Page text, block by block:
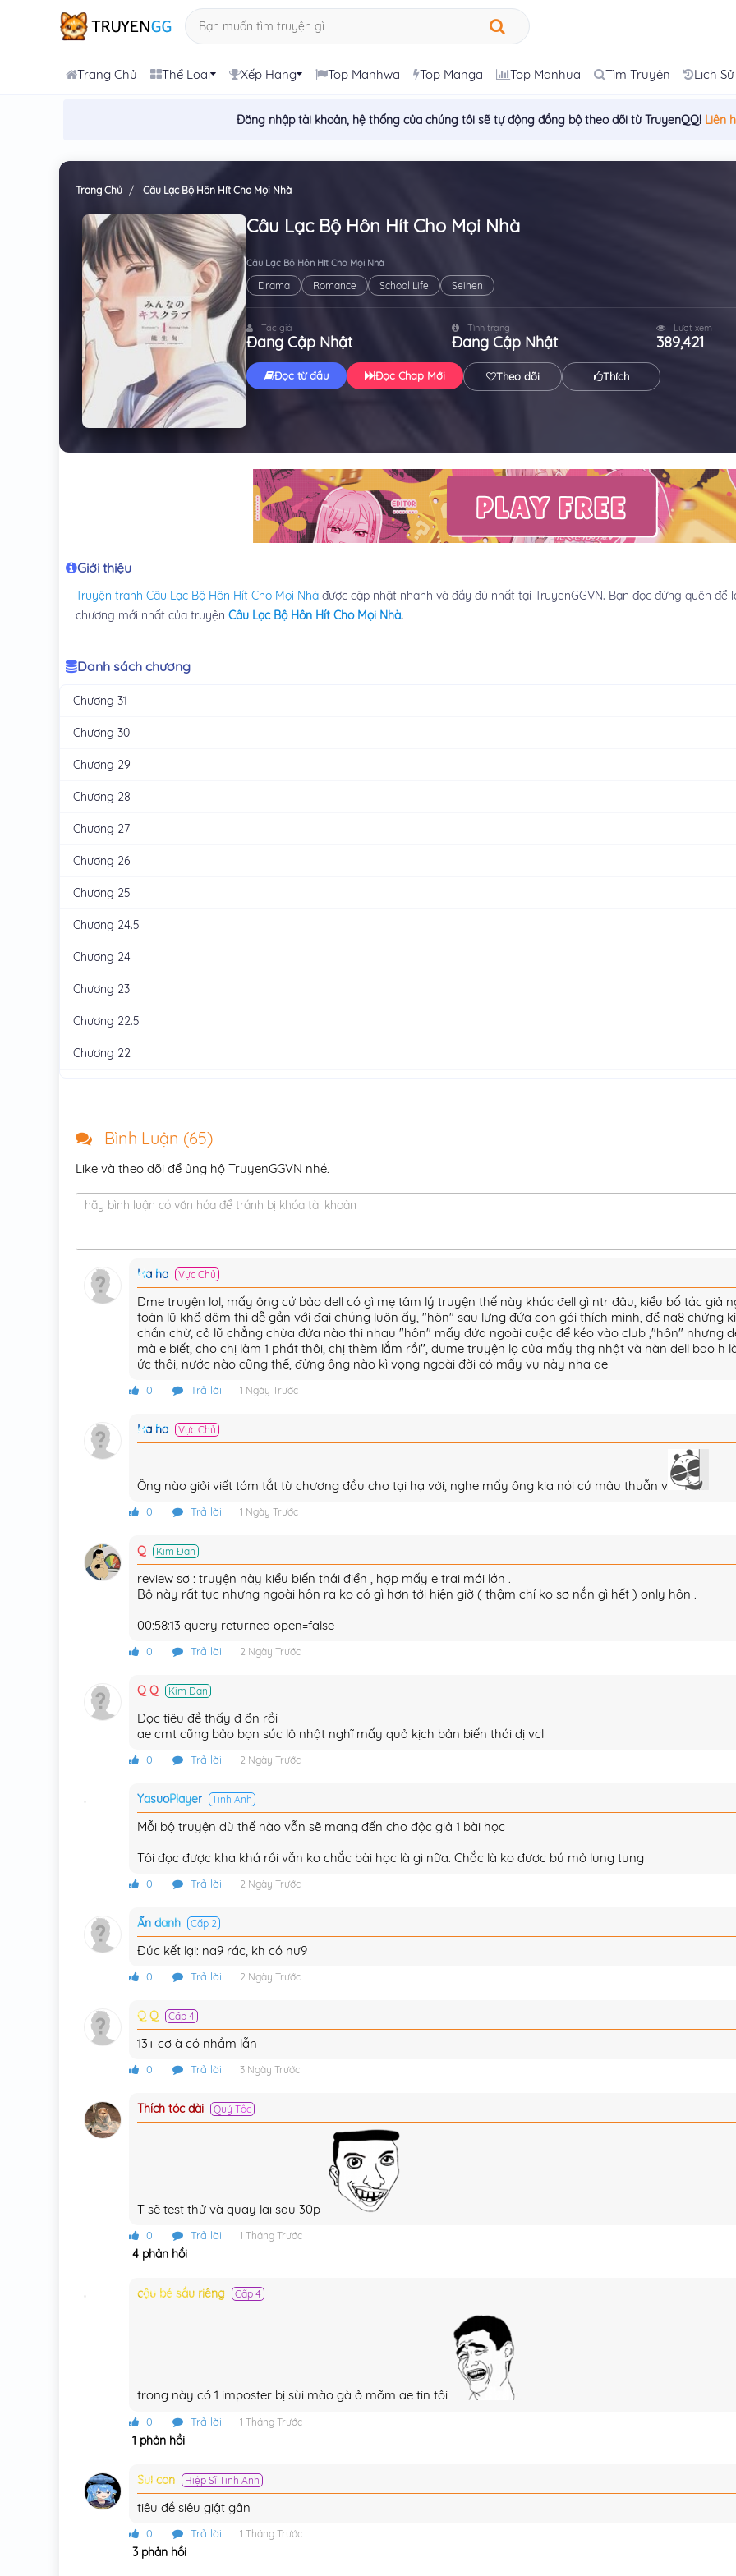
Trang Chủ Thể Loại Xếp Hạng Top Manhwa Top Manga Top Manhua Tìm Truyện Lịch Sử
Đăng nhập tài khoản, hệ thống của chúng tôi sẽ tự động đồng bộ theo dõi từ TruyenQQ! Liên
Trang Chủ Câu Lạc Bộ Hôn Hít Cho Mọi Nhà
Câu Lạc Bộ Hôn Hít Cho Mọi Nhà
Câu Lạc Bộ Hôn Hít Cho Mọi Nhà
Drama Romance School Life Seinen
Tác giả
Đang Cập Nhật
Tình trạng
Đang Cập Nhật
Lượt xem
389,421
Đọc từ đầu Đọc Chap Mới Theo dõi Thích
Giới thiệu
Truyện tranh Câu Lạc Bộ Hôn Hít Cho Mọi Nhà được cập nhật nhanh và đầy đủ nhất tại TruyenGGVN. Bạn đọc đừng quên để
chương mới nhất của truyện Câu Lạc Bộ Hôn Hít Cho Mọi Nhà.
Danh sách chương
Chương 31
Chương 30
Chương 29
Chương 28
Chương 27
Chương 26
Chương 25
Chương 24.5
Chương 24
Chương 23
Chương 22.5
Chương 22
Chương 19
Chương 17
Chương 16
Chương 15
Chương 11
Chương 7.5
Chương 4
Bình Luận (65)
Like và theo dõi để ủng hộ TruyenGGVN nhé.
hãy bình luận có văn hóa để tránh bị khóa tài khoản
Ha ha Vực Chủ
Dme truyện lol, mấy ông cứ bảo dell có gì mẹ tâm lý truyện thế này khác đell gì ntr đâu, kiểu bố tác giả
toàn lũ khổ dâm thì dễ gần với đại chúng luôn ấy, "hôn" sau lưng đứa con gái thích mình, để na8 chứng
chần chừ, cả lũ chẳng chừa đứa nào thi nhau "hôn" mấy đứa ngoài cuộc để kéo vào club ,"hôn" nhưng
mà e biết, cho chị làm 1 phát thôi, chị thèm lắm rồi", dume truyện lọ của mấy thg nhật và hàn dell bao h
ức thôi, nước nào cũng thế, đừng ông nào kì vọng ngoài đời có mấy vụ này nha ae
0 Trả lời 1 Ngày Trước
Ha ha Vực Chủ
Ông nào giỏi viết tóm tắt từ chương đầu cho tại hạ với, nghe mấy ông kia nói cứ mâu thuẫn v
0 Trả lời 1 Ngày Trước
Q Kim Đan
review sơ : truyện này kiểu biến thái điển , hợp mấy e trai mới lớn .
Bộ này rất tục nhưng ngoài hôn ra ko có gì hơn tới hiện giờ ( thậm chí ko sơ nắn gì hết ) only hôn .
00:58:13 query returned open=false
0 Trả lời 2 Ngày Trước
Q Q Kim Đan
Đọc tiêu đề thấy đ ổn rồi
ae cmt cũng bảo bọn súc lô nhật nghĩ mấy quả kịch bản biến thái dị vcl
0 Trả lời 2 Ngày Trước
YasuoPlayer Tinh Anh
Mỗi bộ truyện dù thế nào vẫn sẽ mang đến cho độc giả 1 bài học
Tôi đọc được kha khá rồi vẫn ko chắc bài học là gì nữa. Chắc là ko được bú mỏ lung tung
0 Trả lời 2 Ngày Trước
Ẩn danh Cấp 2
Đúc kết lại: na9 rác, kh có nư9
0 Trả lời 2 Ngày Trước
Q Q Cấp 4
13+ cơ à có nhầm lẫn
0 Trả lời 3 Ngày Trước
Thích tóc dài Quý Tộc
T sẽ test thử và quay lại sau 30p
0 Trả lời 1 Tháng Trước
4 phản hồi
cậu bé sầu riêng Cấp 4
trong này có 1 imposter bị sùi mào gà ở mõm ae tin tôi
0 Trả lời 1 Tháng Trước
1 phản hồi
Sui con Hiệp Sĩ Tinh Anh
tiêu đề siêu giật gân
0 Trả lời 1 Tháng Trước
3 phản hồi